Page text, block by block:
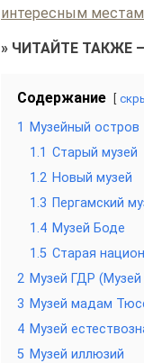
интересным местам
» ЧИТАЙТЕ ТАКЖЕ –
Содержание
1
Музейный остров
1.1 Старый музей
1.2 Новый музей
1.3 Пергамский
1.4 Музей Боде
1.5 Старая
2 Музей ГДР
3 Музей мадам
4 Музей
5 Музей иллюзий